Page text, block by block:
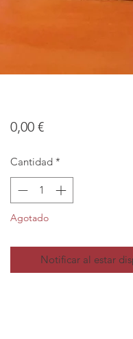
0,00 €Precio
Cantidad *
Agotado
Notificar al estar